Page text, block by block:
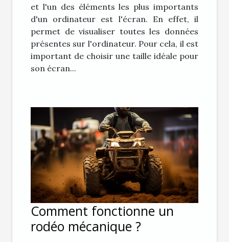
et l'un des éléments les plus importants
d'un ordinateur est l'écran. En effet, il
permet de visualiser toutes les données
présentes sur l'ordinateur. Pour cela, il est
important de choisir une taille idéale pour
son écran...
Comment fonctionne un
rodéo mécanique ?